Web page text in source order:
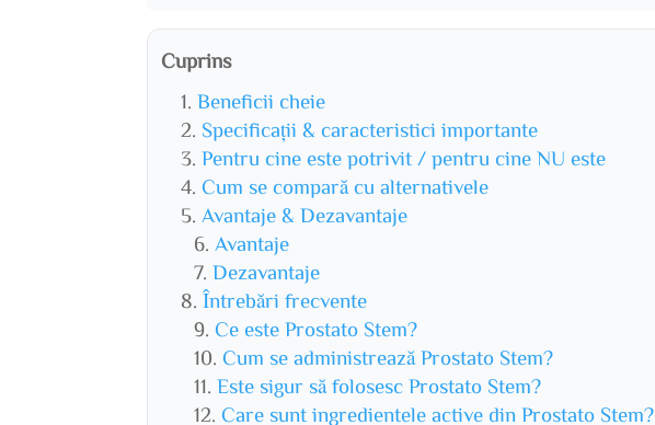
Cuprins
Beneficii cheie
Specificații & caracteristici importante
Pentru cine este potrivit / pentru cine NU este
Cum se compară cu alternativele
Avantaje & Dezavantaje
Avantaje
Dezavantaje
Întrebări frecvente
Ce este Prostato Stem?
Cum se administrează Prostato Stem?
Este sigur să folosesc Prostato Stem?
Care sunt ingredientele active din Prostato Stem?